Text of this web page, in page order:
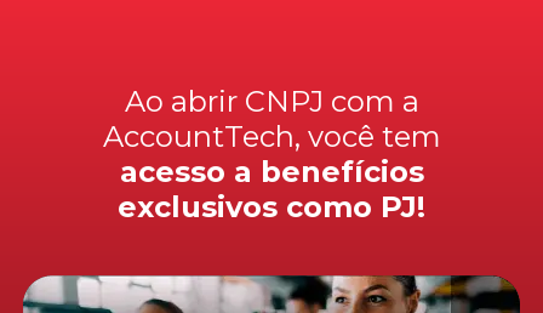
Ao abrir CNPJ com a
AccountTech, você tem
acesso a benefícios
exclusivos como PJ!